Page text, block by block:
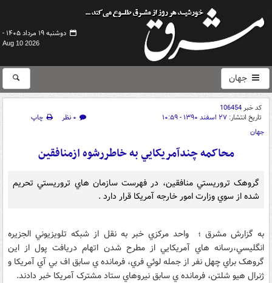
دوشنبه ۱۹ مرداد ۱۴۰۵ -
Aug 10 2026
جهان
کد خبر106454
تاریخ انتشار: ۲۷ اسفند ۱۳۹۰ - ۱۰:۵۹ ۰ نظر
چاپ
جهان
محاکمه چندآمريکايي به خاطررشوه ازمنافقين
گروهک تروريستي منافقين، در فهرست سازمان هاي تروريستي تحريم
شده از سوي وزارت امور خارجه آمريکا قرار دارد .
به گزارش مشرق ؛ واحد مرکزي خبر به نقل از شبکه تلويزيوني الجزيره
انگليسي،رسانه هاي آمريکايي از مطرح شدن اتهام دريافت پول از اين
گروهک براي چهل نفر از جمله لوئي فري، فرمانده ي سابق اف بي آي آمريکا و
ژنرال هيو شلتن، فرمانده ي سابق نيروهاي ستاد مشترک آمريکا خبر دادند.